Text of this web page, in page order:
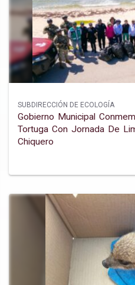
SUBDIRECCIÓN DE ECOLOGÍA
Gobierno Municipal
Tortuga Con Jornada De
Chiquero